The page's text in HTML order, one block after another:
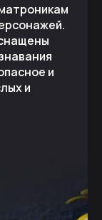
и
и